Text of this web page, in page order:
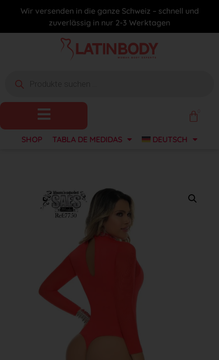
Wir versenden in die ganze Schweiz – schnell und
zuverlässig in nur 2-3 Werktagen
SHOP TABLA DE MEDIDAS DEUTSCH